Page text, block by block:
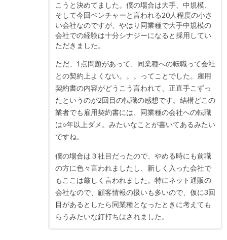
こうと決めてました。僕の場合は大手、中規模、
そして今回ベンチャーと言われる20人程度の小さ
い会社なのですが、やはり同業種で大手中規模の
会社での経験は十分シナジーになると採用してい
ただきました。
ただ、1点問題があって、同業種への転職って会社
との契約上よくない。。。ってことでした。雇用
契約書の内容がどうこう言われて、正直手こずっ
たというのが2回目の転職の感想です。結構どこの
業者でも雇用契約書には、同業種の会社への転職
は○年以上ダメ。みたいなことが書いてあるみたい
ですね。
僕の場合は３社目だったので、やめる時にも前職
の方に色々言われましたし、新しく入った会社で
もここは厳しく言われました。特にネット通販の
会社なので、顧客情報の扱いも多いので、仮に3回
目があるとしたら同業種となったときに考えても
らうみたいな釘打ちはされました。